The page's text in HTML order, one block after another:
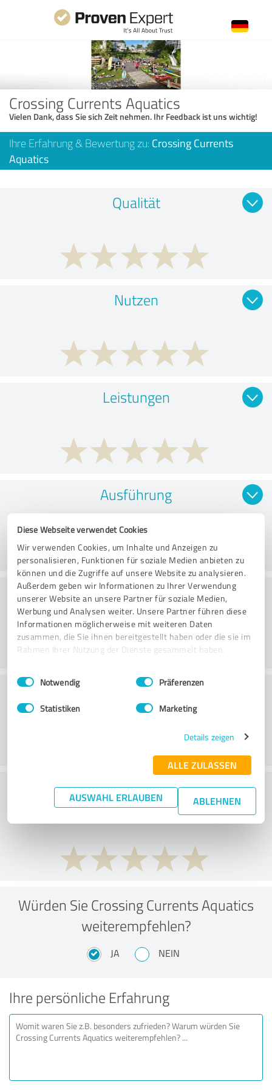
Diese Webseite verwendet Cookies
Wir verwenden Cookies, um Inhalte und Anzeigen zu
personalisieren, Funktionen für soziale Medien anbieten zu
können und die Zugriffe auf unsere Website zu analysieren.
Außerdem geben wir Informationen zu Ihrer Verwendung
unserer Website an unsere Partner für soziale Medien,
Werbung und Analysen weiter. Unsere Partner führen diese
Informationen möglicherweise mit weiteren Daten
zusammen, die Sie ihnen bereitgestellt haben oder die sie im
Rahmen Ihrer Nutzung der Dienste gesammelt haben.
Impressum Datenschutzbestimmungen
Einwilligungsauswahl
Notwendig Präferenzen
Statistiken Marketing
Details zeigen
ALLE ZULASSEN
AUSWAHL ERLAUBEN ABLEHNEN
Crossing Currents Aquatics
Vielen Dank, dass Sie sich Zeit nehmen. Ihr Feedback ist uns wichtig!
Ihre Erfahrung & Bewertung zu: Crossing Currents
Aquatics
Qualität
Nutzen
Leistungen
Ausführung
Beratung
Kundenservice
Wie beurteilen Sie das
Preis-/Leistungsverhältnis?
Würden Sie Crossing Currents Aquatics
weiterempfehlen?
JA NEIN
Ihre persönliche Erfahrung